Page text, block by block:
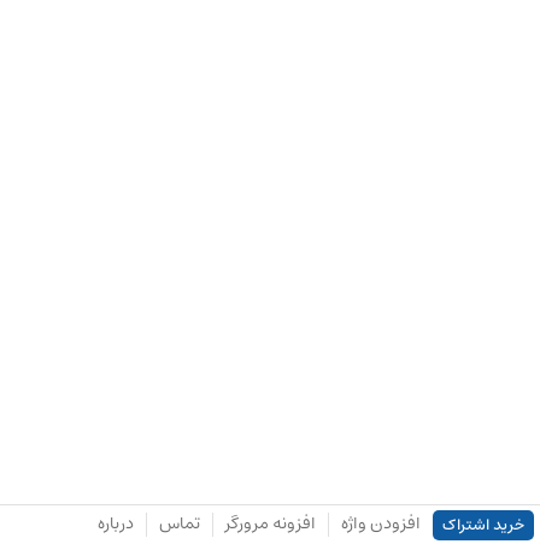
خرید اشتراک افزودن واژه افزونه مرورگر تماس درباره